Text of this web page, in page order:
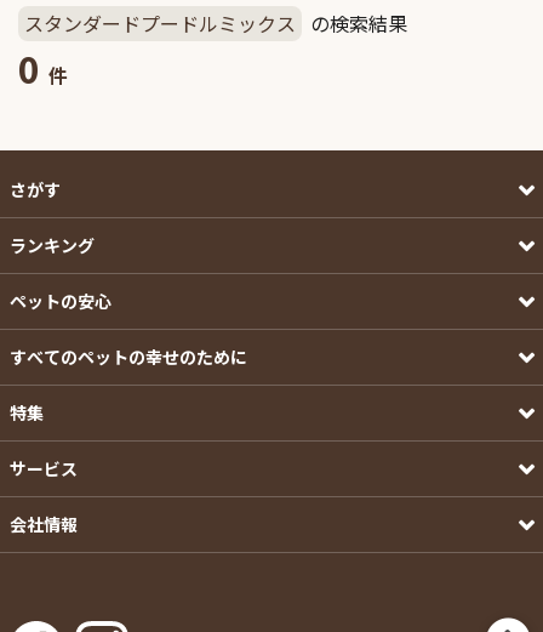
スタンダードプードルミックス の検索結果
0 件
さがす
ランキング
ペットの安心
すべてのペットの幸せのために
特集
サービス
会社情報